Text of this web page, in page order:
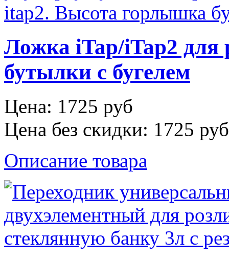
Ложка iTap/iTap2 для
бутылки с бугелем
Цена: 1725 руб
Цена без скидки: 1725 руб
Описание товара